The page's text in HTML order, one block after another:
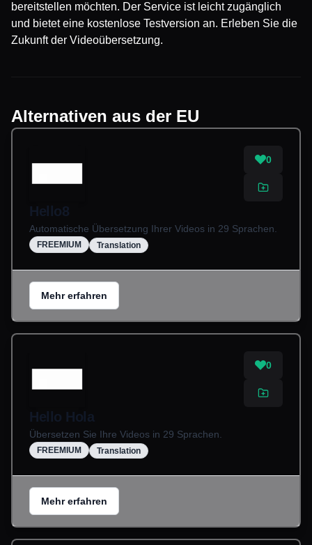
bereitstellen möchten. Der Service ist leicht zugänglich
und bietet eine kostenlose Testversion an. Erleben Sie die
Zukunft der Videoübersetzung.
Alternativen aus der EU
0
Hello8
Automatische Übersetzung Ihrer Videos in 29 Sprachen.
FREEMIUM Translation
Mehr erfahren
0
Hello Hola
Übersetzen Sie Ihre Videos in 29 Sprachen.
FREEMIUM Translation
Mehr erfahren